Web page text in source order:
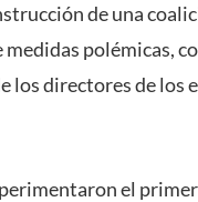
de una
polémicas,
los directores de
el